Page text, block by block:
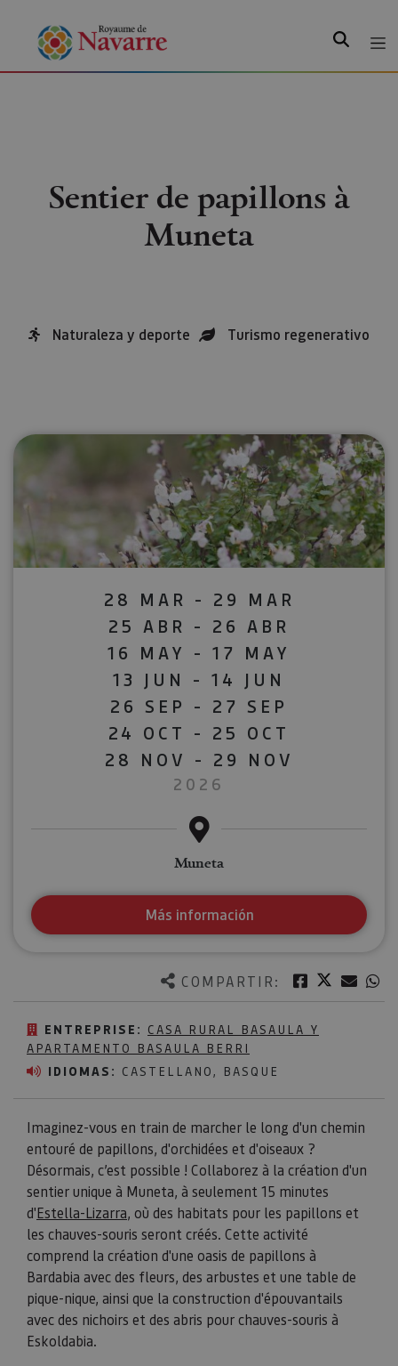
Sentier de papillons à
Muneta
Naturaleza y deporte Turismo regenerativo
COMPARTIR: Facebook
Twitter
ENTREPRISE: CASA RURAL BASAULA Y
APARTAMENTO BASAULA BERRI
IDIOMAS: CASTELLANO, BASQUE
Imaginez-vous en train de marcher le long d'un chemin
entouré de papillons, d'orchidées et d'oiseaux ?
Désormais, c’est possible ! Collaborez à la création d'un
sentier unique à Muneta, à seulement 15 minutes
d'Estella-Lizarra, où des habitats pour les papillons et
les chauves-souris seront créés. Cette activité
comprend la création d'une oasis de papillons à
Bardabia avec des fleurs, des arbustes et une table de
pique-nique, ainsi que la construction d'épouvantails
avec des nichoirs et des abris pour chauves-souris à
Eskoldabia.
28 MAR - 29 MAR
25 ABR - 26 ABR
16 MAY - 17 MAY
13 JUN - 14 JUN
26 SEP - 27 SEP
24 OCT - 25 OCT
28 NOV - 29 NOV
2026
Muneta
Más información